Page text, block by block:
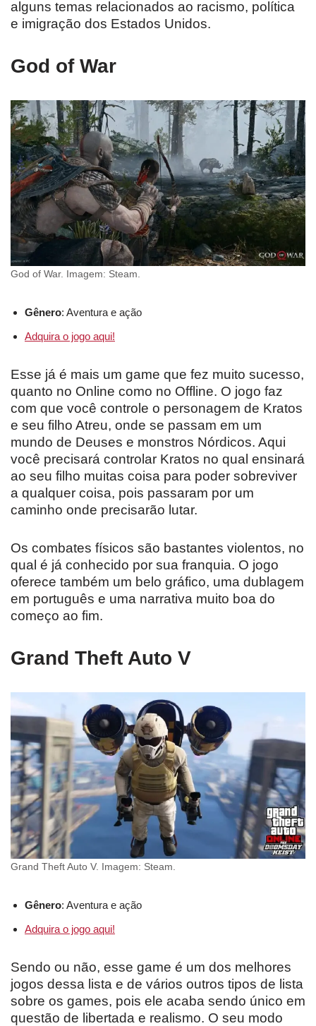
alguns temas relacionados ao racismo, política
e imigração dos Estados Unidos.
God of War
God of War. Imagem: Steam.
Gênero: Aventura e ação
Adquira o jogo aqui!
Esse já é mais um game que fez muito sucesso,
quanto no Online como no Offline. O jogo faz
com que você controle o personagem de Kratos
e seu filho Atreu, onde se passam em um
mundo de Deuses e monstros Nórdicos. Aqui
você precisará controlar Kratos no qual ensinará
ao seu filho muitas coisa para poder sobreviver
a qualquer coisa, pois passaram por um
caminho onde precisarão lutar.
Os combates físicos são bastantes violentos, no
qual é já conhecido por sua franquia. O jogo
oferece também um belo gráfico, uma dublagem
em português e uma narrativa muito boa do
começo ao fim.
Grand Theft Auto V
Grand Theft Auto V. Imagem: Steam.
Gênero: Aventura e ação
Adquira o jogo aqui!
Sendo ou não, esse game é um dos melhores
jogos dessa lista e de vários outros tipos de lista
sobre os games, pois ele acaba sendo único em
questão de libertada e realismo. O seu modo